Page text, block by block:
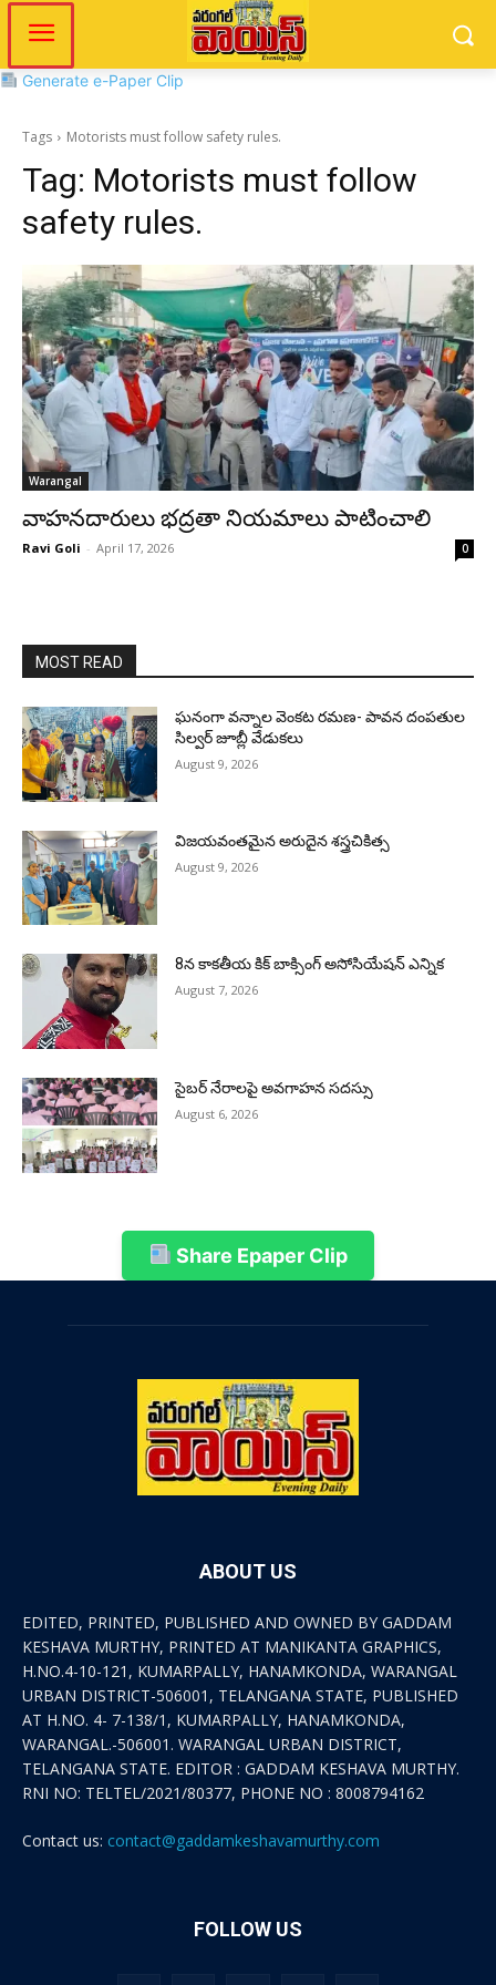
Generate e-Paper Clip
Tags Motorists must follow safety rules.
Tag: Motorists must follow
safety rules.
Warangal
వాహనదారులు భద్రతా నియమాలు పాటించాలి
Ravi Goli - April 17, 2026 0
MOST READ
ఘనంగా వన్నాల వెంకట రమణ- పావన దంపతుల
సిల్వర్ జూబ్లీ వేడుకలు
August 9, 2026
విజయవంతమైన అరుదైన శస్త్రచికిత్స
August 9, 2026
8న కాకతీయ కిక్ బాక్సింగ్ అసోసియేషన్ ఎన్నిక
August 7, 2026
సైబర్ నేరాలపై అవగాహన సదస్సు
August 6, 2026
Share Epaper Clip
ABOUT US
EDITED, PRINTED, PUBLISHED AND OWNED BY GADDAM
KESHAVA MURTHY, PRINTED AT MANIKANTA GRAPHICS,
H.NO.4-10-121, KUMARPALLY, HANAMKONDA, WARANGAL
URBAN DISTRICT-506001, TELANGANA STATE, PUBLISHED
AT H.NO. 4- 7-138/1, KUMARPALLY, HANAMKONDA,
WARANGAL.-506001. WARANGAL URBAN DISTRICT,
TELANGANA STATE. EDITOR : GADDAM KESHAVA MURTHY.
RNI NO: TELTEL/2021/80377, PHONE NO : 8008794162
Contact us: contact@gaddamkeshavamurthy.com
FOLLOW US